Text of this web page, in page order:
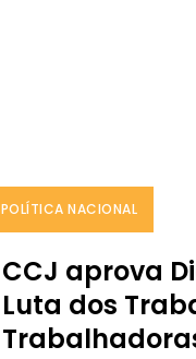
POLÍTICA NACIONAL
CCJ aprova
Luta dos